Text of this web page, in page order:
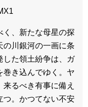
く、新たな母星の探
の川銀河の一画に条
した領土紛争は、ガ
巻き込んでゆく。ヤ
るべき有事に備え
つ。かつてない不安